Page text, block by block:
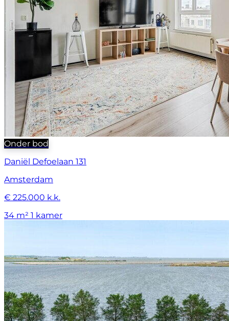
Onder bod
Daniël Defoelaan 131
Amsterdam
€ 225.000 k.k.
34 m² 1 kamer